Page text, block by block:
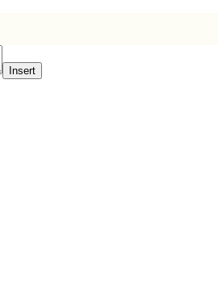
Insert